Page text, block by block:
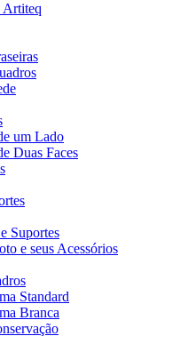
um Lado
Duas Faces
Suportes
e seus Acessórios
Standard
Branca